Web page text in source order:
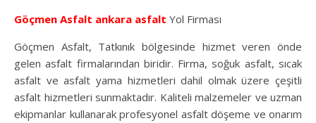
Göçmen Asfalt ankara asfalt Yol Firması
Göçmen Asfalt, Tatkınık bölgesinde hizmet veren önde
gelen asfalt firmalarından biridir. Firma, soğuk asfalt, sıcak
asfalt ve asfalt yama hizmetleri dahil olmak üzere çeşitli
asfalt hizmetleri sunmaktadır. Kaliteli malzemeler ve uzman
ekipmanlar kullanarak profesyonel asfalt döşeme ve onarım